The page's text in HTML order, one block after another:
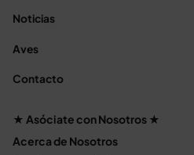
Noticias
Aves
Contacto
★ Asóciate con Nosotros ★
Acerca de Nosotros